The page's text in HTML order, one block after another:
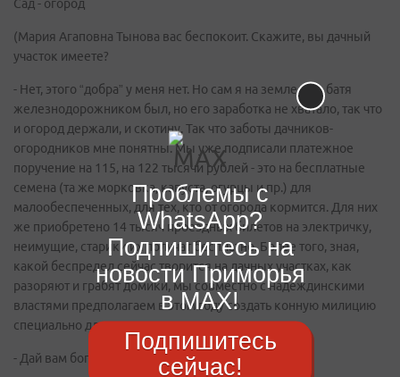
Сад - огород
(Мария Агаповна Тынова вас беспокоит. Скажите, вы дачный
участок имеете?
- Нет, этого “добра” у меня нет. Но сам я на земле рос, батя
железнодорожником был, но его заработка не хватало, так что
и огород держали, и скотину. Так что заботы дачников-
огородников мне понятны. Мы уже подписали платежное
поручение на 115, на 122 тысячи рублей - это на бесплатные
семена (та же морковка, капуста, огурцы и пр.) для
малообеспеченных, для тех, кто от огорода кормится. Для них
же приобретено 14 тысяч проездных билетов на электричку,
неимущие, старики их получат бесплатно. Более того, зная,
какой беспредел сейчас творится на дачных участках, как
разоряют и грабят домики, мы совместно с надеждинскими
властями предполагаем в этом году создать конную милицию
специально для охраны дачных товариществ.
- Дай вам бог здоровья, Юрий Михайлович.
Проблемы с
WhatsApp?
Подпишитесь на
новости Приморья
в MAX!
Подпишитесь
сейчас!